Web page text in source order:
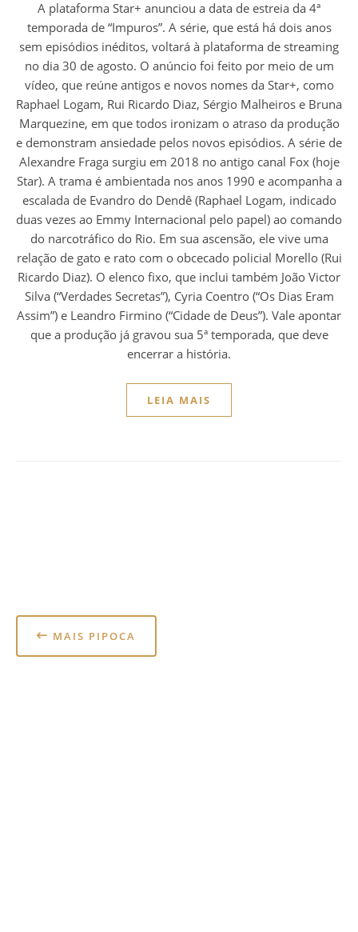
A plataforma Star+ anunciou a data de estreia da 4ª
temporada de “Impuros”. A série, que está há dois anos
sem episódios inéditos, voltará à plataforma de streaming
no dia 30 de agosto. O anúncio foi feito por meio de um
vídeo, que reúne antigos e novos nomes da Star+, como
Raphael Logam, Rui Ricardo Diaz, Sérgio Malheiros e Bruna
Marquezine, em que todos ironizam o atraso da produção
e demonstram ansiedade pelos novos episódios. A série de
Alexandre Fraga surgiu em 2018 no antigo canal Fox (hoje
Star). A trama é ambientada nos anos 1990 e acompanha a
escalada de Evandro do Dendê (Raphael Logam, indicado
duas vezes ao Emmy Internacional pelo papel) ao comando
do narcotráfico do Rio. Em sua ascensão, ele vive uma
relação de gato e rato com o obcecado policial Morello (Rui
Ricardo Diaz). O elenco fixo, que inclui também João Victor
Silva (“Verdades Secretas”), Cyria Coentro (“Os Dias Eram
Assim”) e Leandro Firmino (“Cidade de Deus”). Vale apontar
que a produção já gravou sua 5ª temporada, que deve
encerrar a história.
LEIA MAIS
MAIS PIPOCA